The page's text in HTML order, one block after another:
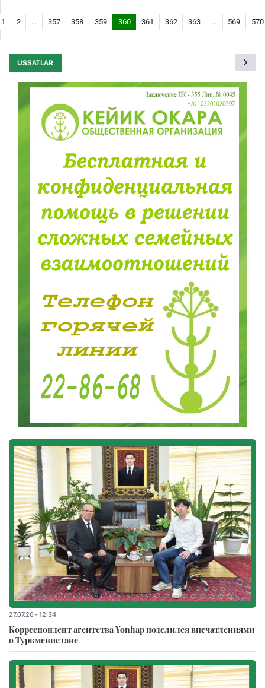
1 2 ... 357 358 359 360 361 362 363 ... 569 570
USSATLAR
27.07.26 - 12:34
Корреспондент агентства Yonhap поделился впечатлениями
о Туркменистане